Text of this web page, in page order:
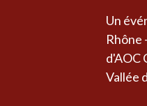
Un
Rhône
d'AOC
Vallée